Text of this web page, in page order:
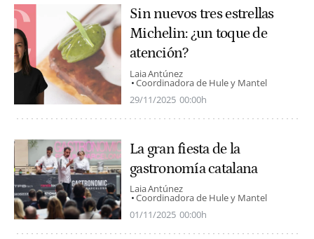
Sin nuevos tres estrellas
Michelin: ¿un toque de
atención?
Laia Antúnez
Coordinadora de Hule y Mantel
29/11/2025 00:00h
La gran fiesta de la
gastronomía catalana
Laia Antúnez
Coordinadora de Hule y Mantel
01/11/2025 00:00h